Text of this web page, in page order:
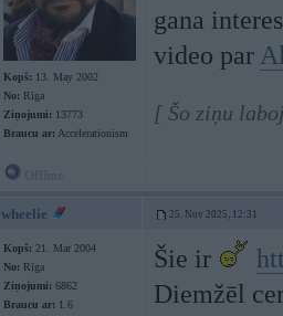
Kopš: 13. May 2002
No: Rīga
Ziņojumi: 13773
Braucu ar: Accelerationism
gana
video par
[ Šo ziņu
wheelie 25. Nov 2025, 12:31
Kopš: 21. Mar 2004
No: Rīga
Ziņojumi: 6862
Braucu ar: 1.6
Šie ir
Diemžēl